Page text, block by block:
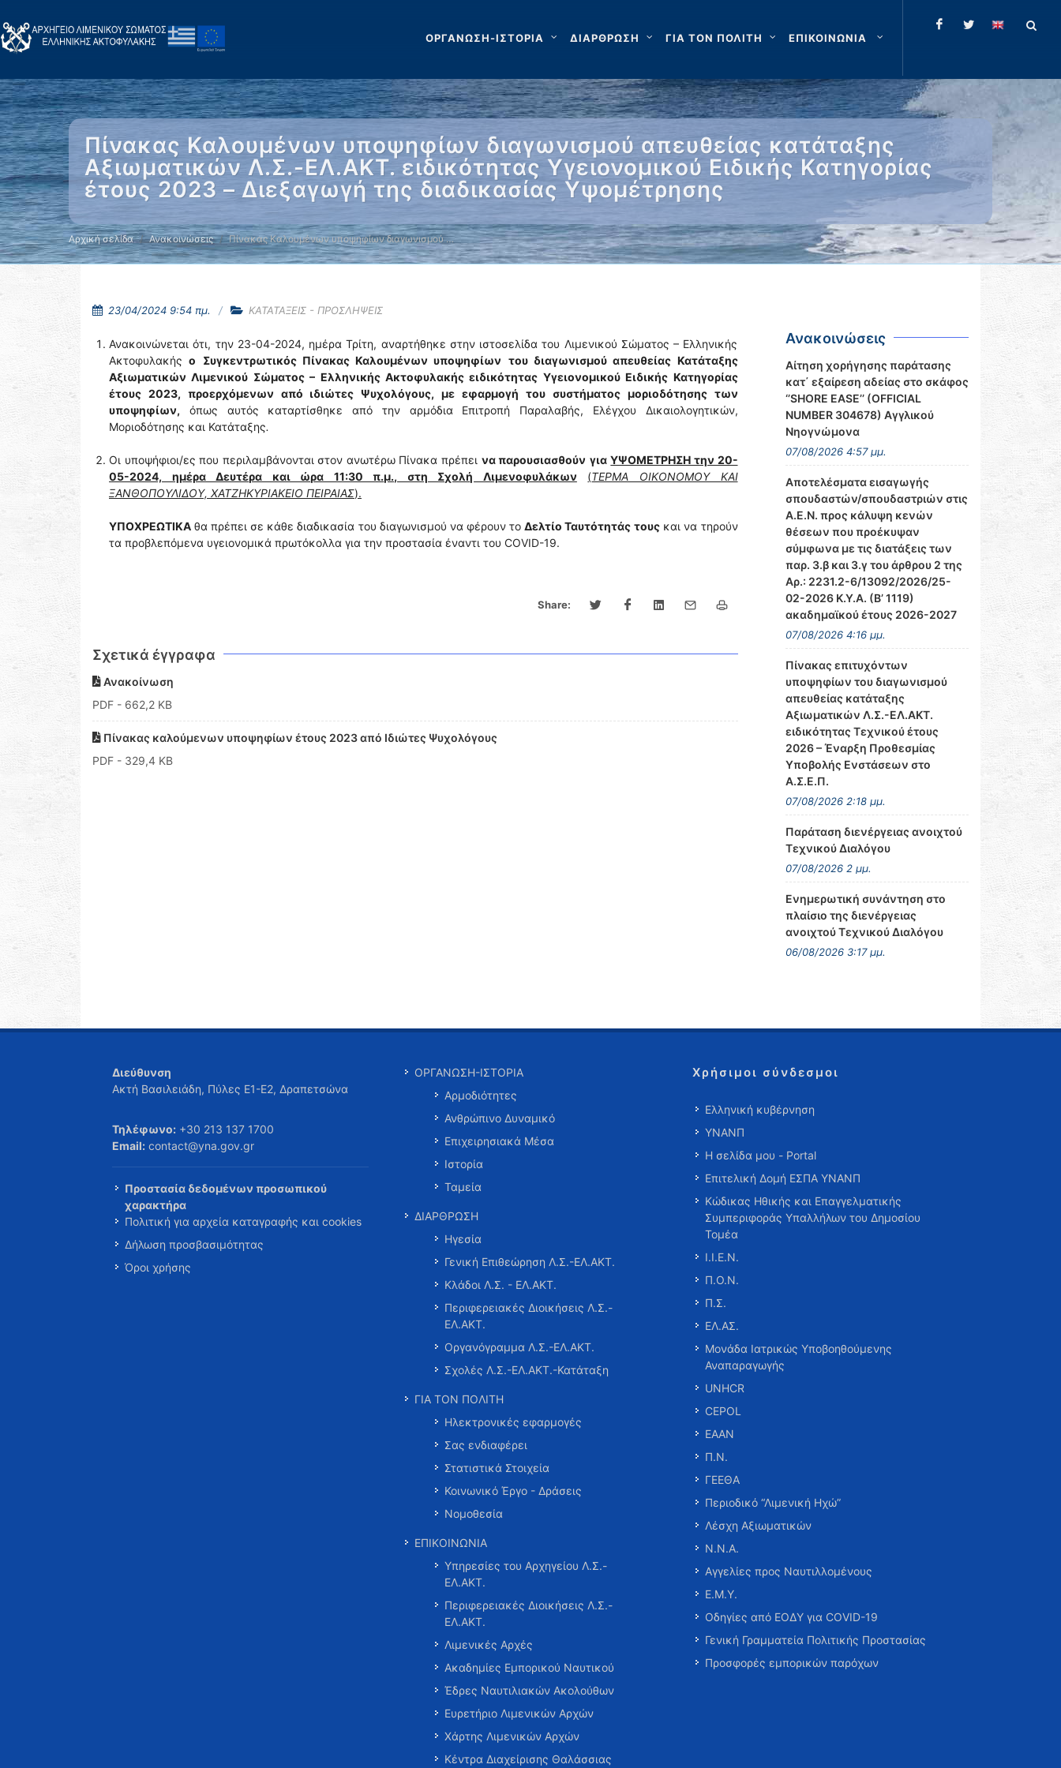
ΟΡΓΑΝΩΣΗ-ΙΣΤΟΡΙΑ ΔΙΑΡΘΡΩΣΗ ΓΙΑ ΤΟΝ ΠΟΛΙΤΗ ΕΠΙΚΟΙΝΩΝΙΑ
Πίνακας Καλουμένων υποψηφίων διαγωνισμού απευθείας κατάταξης
Αξιωματικών Λ.Σ.-ΕΛ.ΑΚΤ. ειδικότητας Υγειονομικού Ειδικής Κατηγορίας
έτους 2023 – Διεξαγωγή της διαδικασίας Yψομέτρησης
Αρχική σελίδα Ανακοινώσεις Πίνακας Καλουμένων υποψηφίων διαγωνισμού …
23/04/2024 9:54 πμ. ΚΑΤΑΤΑΞΕΙΣ - ΠΡΟΣΛΗΨΕΙΣ
Ανακοινώνεται ότι, την 23-04-2024, ημέρα Τρίτη, αναρτήθηκε στην ιστοσελίδα του Λιμενικού Σώματος – Ελληνικής
Ακτοφυλακήςο Συγκεντρωτικός Πίνακας Καλουμένων υποψηφίων του διαγωνισμού απευθείας Κατάταξης
Αξιωματικών Λιμενικού Σώματος – Ελληνικής Ακτοφυλακής ειδικότητας Υγειονομικού Ειδικής Κατηγορίας
έτους 2023, προερχόμενων από ιδιώτες Ψυχολόγους, με εφαρμογή του συστήματος μοριοδότησης των
υποψηφίων, όπως αυτός καταρτίσθηκε από την αρμόδια Επιτροπή Παραλαβής, Ελέγχου Δικαιολογητικών,
Μοριοδότησης και Κατάταξης.
Οι υποψήφιοι/ες που περιλαμβάνονται στον ανωτέρω Πίνακα πρέπει να παρουσιασθούν για ΥΨΟΜΕΤΡΗΣΗ την 20-
05-2024, ημέρα Δευτέρα και ώρα 11:30 π.μ., στη Σχολή Λιμενοφυλάκων
(ΤΕΡΜΑ ΟΙΚΟΝΟΜΟΥ ΚΑΙ
ΞΑΝΘΟΠΟΥΛΙΔΟΥ, ΧΑΤΖΗΚΥΡΙΑΚΕΙΟ ΠΕΙΡΑΙΑΣ).
ΥΠΟΧΡΕΩΤΙΚΑ θα πρέπει σε κάθε διαδικασία του διαγωνισμού να φέρουν τοΔελτίο Ταυτότητάς τους και να τηρούν
τα προβλεπόμενα υγειονομικά πρωτόκολλα για την προστασία έναντι του COVID-19.
Share:
Σχετικά έγγραφα
Ανακοίνωση
PDF - 662,2 KB
Πίνακας καλούμενων υποψηφίων έτους 2023 από Ιδιώτες Ψυχολόγους
PDF - 329,4 KB
Ανακοινώσεις
Αίτηση χορήγησης παράτασης
κατ΄ εξαίρεση αδείας στο σκάφος
‘’SHORE EASE’’ (OFFICIAL
NUMBER 304678) Αγγλικού
Νηογνώμονα
07/08/2026 4:57 μμ.
Αποτελέσματα εισαγωγής
σπουδαστών/σπουδαστριών στις
Α.Ε.Ν. προς κάλυψη κενών
θέσεων που προέκυψαν
σύμφωνα με τις διατάξεις των
παρ. 3.β και 3.γ του άρθρου 2 της
Αρ.: 2231.2-6/13092/2026/25-
02-2026 Κ.Υ.Α. (Β’ 1119)
ακαδημαϊκού έτους 2026-2027
07/08/2026 4:16 μμ.
Πίνακας επιτυχόντων
υποψηφίων του διαγωνισμού
απευθείας κατάταξης
Αξιωματικών Λ.Σ.-ΕΛ.ΑΚΤ.
ειδικότητας Τεχνικού έτους
2026 – Έναρξη Προθεσμίας
Υποβολής Ενστάσεων στο
Α.Σ.Ε.Π.
07/08/2026 2:18 μμ.
Παράταση διενέργειας ανοιχτού
Τεχνικού Διαλόγου
07/08/2026 2 μμ.
Ενημερωτική συνάντηση στο
πλαίσιο της διενέργειας
ανοιχτού Τεχνικού Διαλόγου
06/08/2026 3:17 μμ.
Διεύθυνση
Ακτή Βασιλειάδη, Πύλες Ε1-Ε2, Δραπετσώνα
Τηλέφωνο: +30 213 137 1700
Email: contact@yna.gov.gr
Προστασία δεδομένων προσωπικού
χαρακτήρα
Πολιτική για αρχεία καταγραφής και cookies
Δήλωση προσβασιμότητας
Όροι χρήσης
ΟΡΓΑΝΩΣΗ-ΙΣΤΟΡΙΑ
Αρμοδιότητες
Ανθρώπινο Δυναμικό
Επιχειρησιακά Μέσα
Ιστορία
Ταμεία
ΔΙΑΡΘΡΩΣΗ
Ηγεσία
Γενική Επιθεώρηση Λ.Σ.-ΕΛ.ΑΚΤ.
Κλάδοι Λ.Σ. - ΕΛ.ΑΚΤ.
Περιφερειακές Διοικήσεις Λ.Σ.-
ΕΛ.ΑΚΤ.
Οργανόγραμμα Λ.Σ.-ΕΛ.ΑΚΤ.
Σχολές Λ.Σ.-ΕΛ.ΑΚΤ.-Κατάταξη
ΓΙΑ ΤΟΝ ΠΟΛΙΤΗ
Ηλεκτρονικές εφαρμογές
Σας ενδιαφέρει
Στατιστικά Στοιχεία
Κοινωνικό Έργο - Δράσεις
Νομοθεσία
ΕΠΙΚΟΙΝΩΝΙΑ
Υπηρεσίες του Αρχηγείου Λ.Σ.-
ΕΛ.ΑΚΤ.
Περιφερειακές Διοικήσεις Λ.Σ.-
ΕΛ.ΑΚΤ.
Λιμενικές Αρχές
Ακαδημίες Εμπορικού Ναυτικού
Έδρες Ναυτιλιακών Ακολούθων
Ευρετήριο Λιμενικών Αρχών
Χάρτης Λιμενικών Αρχών
Κέντρα Διαχείρισης Θαλάσσιας
Χρήσιμοι σύνδεσμοι
Ελληνική κυβέρνηση
ΥΝΑΝΠ
Η σελίδα μου - Portal
Επιτελική Δομή ΕΣΠΑ ΥΝΑΝΠ
Κώδικας Ηθικής και Επαγγελματικής
Συμπεριφοράς Υπαλλήλων του Δημοσίου
Τομέα
Ι.Ι.Ε.Ν.
Π.Ο.Ν.
Π.Σ.
ΕΛ.ΑΣ.
Μονάδα Ιατρικώς Υποβοηθούμενης
Αναπαραγωγής
UNHCR
CEPOL
ΕΑΑΝ
Π.Ν.
ΓΕΕΘΑ
Περιοδικό “Λιμενική Ηχώ”
Λέσχη Αξιωματικών
Ν.Ν.Α.
Αγγελίες προς Ναυτιλλομένους
Ε.Μ.Υ.
Οδηγίες από ΕΟΔΥ για COVID-19
Γενική Γραμματεία Πολιτικής Προστασίας
Προσφορές εμπορικών παρόχων